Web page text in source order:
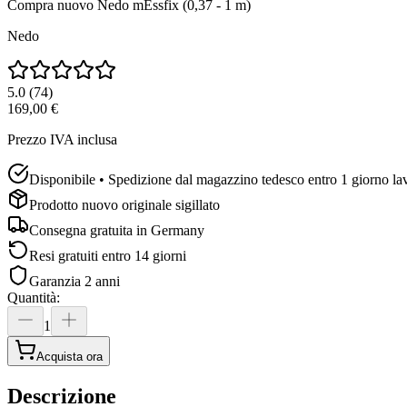
Compra nuovo Nedo mEssfix (0,37 - 1 m)
Nedo
5.0 (74)
169,00 €
Prezzo IVA inclusa
Disponibile • Spedizione dal magazzino tedesco entro 1 giorno
Prodotto nuovo originale sigillato
Consegna gratuita in Germany
Resi gratuiti entro 14 giorni
Garanzia 2 anni
Quantità:
1
Acquista ora
Descrizione